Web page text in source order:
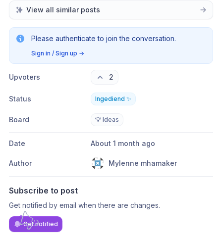
View all similar posts
Please authenticate to join the conversation.
Sign in / Sign up →
Upvoters 2
Status Ingediend ✨
Board 💡 Ideas
Date About 1 month ago
Author Mylenne mhamaker
Subscribe to post
Get notified by email when there are changes.
Get notified